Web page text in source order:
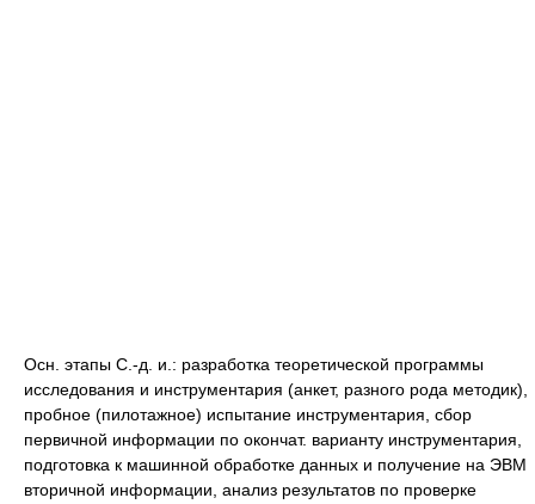
Осн. этапы С.-д. и.: разработка теоретической программы
исследования и инструментария (анкет, разного рода методик),
пробное (пилотажное) испытание инструментария, сбор
первичной информации по окончат. варианту инструментария,
подготовка к машинной обработке данных и получение на ЭВМ
вторичной информации, анализ результатов по проверке